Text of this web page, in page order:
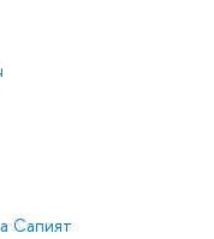
Сапият